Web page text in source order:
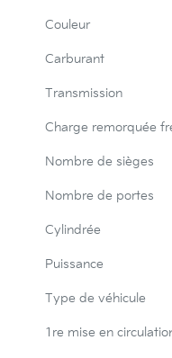
Couleur
Carburant
Transmission
Charge remorquée
Nombre de sièges
Nombre de portes
Cylindrée
Puissance
Type de véhicule
1re mise en